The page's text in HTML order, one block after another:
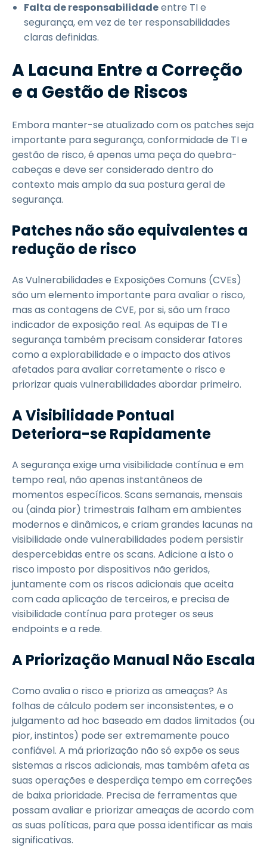
Falta de responsabilidadeentre TI e
segurança, em vez de ter responsabilidades
claras definidas.
A Lacuna Entre a Correção
e a Gestão de Riscos
Embora manter-se atualizado com os patches seja
importante para segurança, conformidade de TI e
gestão de risco, é apenas uma peça do quebra-
cabeças e deve ser considerado dentro do
contexto mais amplo da sua postura geral de
segurança.
Patches não são equivalentes a
redução de risco
As Vulnerabilidades e Exposições Comuns (CVEs)
são um elemento importante para avaliar o risco,
mas as contagens de CVE, por si, são um fraco
indicador de exposição real. As equipas de TI e
segurança também precisam considerar fatores
como a explorabilidade e o impacto dos ativos
afetados para avaliar corretamente o risco e
priorizar quais vulnerabilidades abordar primeiro.
A Visibilidade Pontual
Deteriora-se Rapidamente
A segurança exige uma visibilidade contínua e em
tempo real, não apenas instantâneos de
momentos específicos. Scans semanais, mensais
ou (ainda pior) trimestrais falham em ambientes
modernos e dinâmicos, e criam grandes lacunas na
visibilidade onde vulnerabilidades podem persistir
despercebidas entre os scans. Adicione a isto o
risco imposto por dispositivos não geridos,
juntamente com os riscos adicionais que aceita
com cada aplicação de terceiros, e precisa de
visibilidade contínua para proteger os seus
endpoints e a rede.
A Priorização Manual Não Escala
Como avalia o risco e prioriza as ameaças? As
folhas de cálculo podem ser inconsistentes, e o
julgamento ad hoc baseado em dados limitados (ou
pior, instintos) pode ser extremamente pouco
confiável. A má priorização não só expõe os seus
sistemas a riscos adicionais, mas também afeta as
suas operações e desperdiça tempo em correções
de baixa prioridade. Precisa de ferramentas que
possam avaliar e priorizar ameaças de acordo com
as suas políticas, para que possa identificar as mais
significativas.